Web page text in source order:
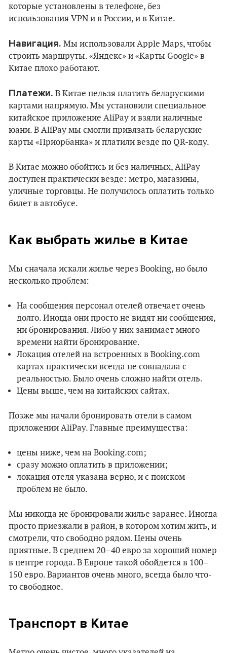
которые установлены в телефоне, без
использования VPN и в России, и в Китае.
Навигация. Мы использовали Apple Maps, чтобы
строить маршруты. «Яндекс» и «Карты Google» в
Китае плохо работают.
Платежи. В Китае нельзя платить беларускими
картами напрямую. Мы установили специальное
китайское приложение AliPay и взяли наличные
юани. В AliPay мы смогли привязать беларуские
карты «Приорбанка» и платили везде по QR-коду.
В Китае можно обойтись и без наличных, AliPay
доступен практически везде: метро, магазины,
уличные торговцы. Не получилось оплатить только
билет в автобусе.
Как выбрать жилье в Китае
Мы сначала искали жилье через Booking, но было
несколько проблем:
На сообщения персонал отелей отвечает очень
долго. Иногда они просто не видят ни сообщения,
ни бронирования. Либо у них занимает много
времени найти бронирование.
Локация отелей на встроенных в Booking.com
картах практически всегда не совпадала с
реальностью. Было очень сложно найти отель.
Цены выше, чем на китайских сайтах.
Позже мы начали бронировать отели в самом
приложении AliPay. Главные преимущества:
цены ниже, чем на Booking.com;
сразу можно оплатить в приложении;
локация отеля указана верно, и с поиском
проблем не было.
Мы никогда не бронировали жилье заранее. Иногда
просто приезжали в район, в котором хотим жить, и
смотрели, что свободно рядом. Цены очень
приятные. В среднем 20–40 евро за хороший номер
в центре города. В Европе такой обойдется в 100–
150 евро. Вариантов очень много, всегда было что-
то свободное.
Транспорт в Китае